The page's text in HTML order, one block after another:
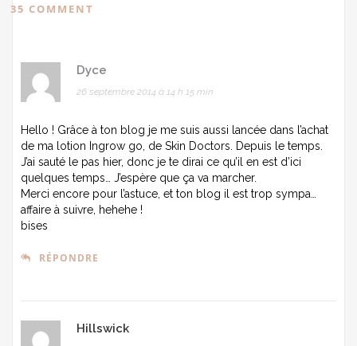
35 COMMENT
Dyce
26 septembre 2014 à 14 h 15 min
Hello ! Grâce à ton blog je me suis aussi lancée dans l’achat
de ma lotion Ingrow go, de Skin Doctors. Depuis le temps.
J’ai sauté le pas hier, donc je te dirai ce qu’il en est d’ici
quelques temps… J’espère que ça va marcher.
Merci encore pour l’astuce, et ton blog il est trop sympa…
affaire à suivre, hehehe !
bises
RÉPONDRE
Hillswick